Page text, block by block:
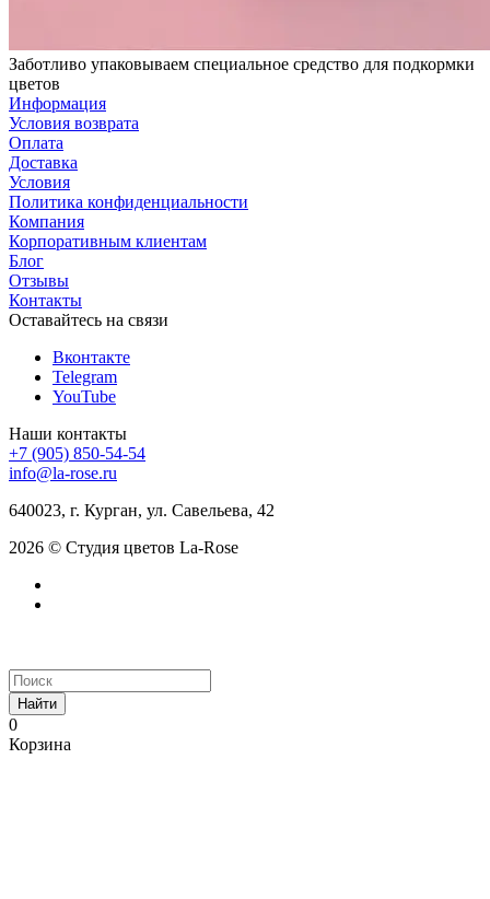
Заботливо упаковываем специальное средство для подкормки
цветов
Информация
Условия возврата
Оплата
Доставка
Условия
Политика конфиденциальности
Компания
Корпоративным клиентам
Блог
Отзывы
Контакты
Оставайтесь на связи
Вконтакте
Telegram
YouTube
Наши контакты
+7 (905) 850-54-54
info@la-rose.ru
640023, г. Курган, ул. Савельева, 42
2026 © Студия цветов La-Rose
Найти
0
Корзина